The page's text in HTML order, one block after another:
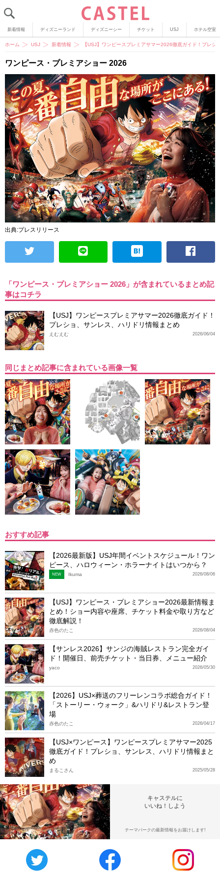
新着情報 ディズニーランド ディズニーシー チケット USJ ホテル空室
ホーム USJ 新着情報 【USJ】ワンピースプレミアサマー2026徹底ガイド！プレシ
ワンピース・プレミアショー 2026
出典:プレスリリース
「ワンピース・プレミアショー 2026」が含まれているまとめ記
事はコチラ
【USJ】ワンピースプレミアサマー2026徹底ガイド！
プレショ、サンレス、ハリドリ情報まとめ
2026/06/04
えむえむ
同じまとめ記事に含まれている画像一覧
おすすめ記事
【2026最新版】USJ年間イベントスケジュール！ワン
ピース、ハロウィーン・ホラーナイトはいつから？
2026/08/06
NEW Ikuma
【USJ】ワンピース・プレミアショー2026最新情報ま
とめ！ショー内容や座席、チケット料金や取り方など
徹底解説！
2026/08/04
赤色のたこ
【サンレス2026】サンジの海賊レストラン完全ガイ
ド！開催日、前売チケット・当日券、メニュー紹介
2026/05/30
yaco
【2026】USJ×葬送のフリーレンコラボ総合ガイド！
「ストーリー・ウォーク」&ハリドリ&レストラン登
場
2026/04/17
赤色のたこ
【USJ×ワンピース】ワンピースプレミアサマー2025
徹底ガイド！プレショ、サンレス、ハリドリ情報まと
め
2025/05/28
まるこさん
キャステルに
いいね！しよう
テーマパークの最新情報をお届けします!